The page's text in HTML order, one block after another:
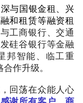
与国银金租、兴
和租赁等融资租
工商银行、交通
硅谷银行等金融
邦智能、临工重
作升级。
回荡在众能人心